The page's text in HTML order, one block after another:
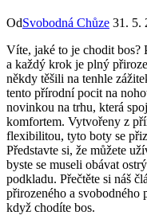
OdSvobodná Chůze 31. 5.
Víte, jaké to je​ chodit bos?
⁣a každý krok je plný
někdy těšili na tenhle
tento přírodní pocit​ na
novinkou na trhu, která
komfortem. Vytvořeny z
flexibilitou, tyto boty se
Představte si, že můžete
byste se museli⁢ obávat⁣
podkladu. Přečtěte ⁤si náš
přirozeného‌ a ‍svobodného‍
‌když chodíte bos.